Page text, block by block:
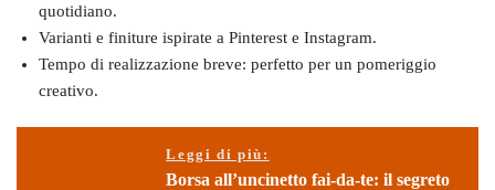
quotidiano.
Varianti e finiture ispirate a Pinterest e Instagram.
Tempo di realizzazione breve: perfetto per un pomeriggio
creativo.
Leggi di più:
Borsa all’uncinetto fai-da-te: il segreto